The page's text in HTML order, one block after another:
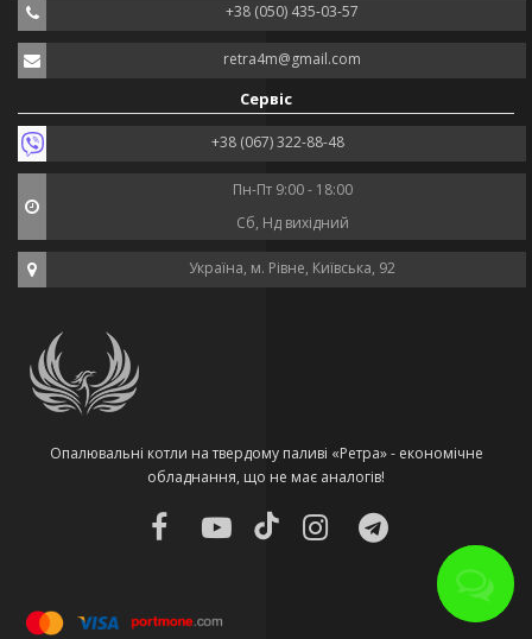
+38 (050) 435-03-57
retra4m@gmail.com
Сервіс
+38 (067) 322-88-48
Пн-Пт 9:00 - 18:00
Сб, Нд вихідний
Україна, м. Рівне, Київська, 92
Опалювальні котли на твердому паливі «Ретра» - економічне
обладнання, що не має аналогів!